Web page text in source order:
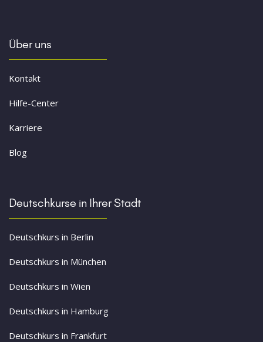
Über uns
Kontakt
Hilfe-Center
Karriere
Blog
Deutschkurse in Ihrer Stadt
Deutschkurs in Berlin
Deutschkurs in München
Deutschkurs in Wien
Deutschkurs in Hamburg
Deutschkurs in Frankfurt